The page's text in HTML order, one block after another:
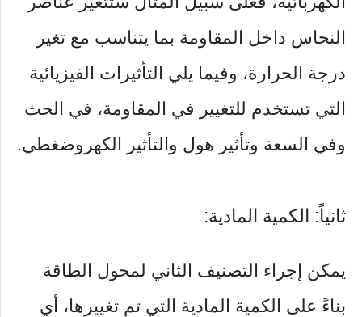
النحاس داخل المقاومة بما يتناسب مع تغير
درجة الحرارة، وفيما يلي التأثيرات الفيزيائية
التي تستخدم للتغيير في المقاومة، في الحث
وفي السعة وتأثير هول والتأثير الكهروضغطي.
ثانياً: الكمية المادية:
يمكن إجراء التصنيف الثاني لمحول الطاقة
بناءً على الكمية المادية التي تم تغييرها، أي